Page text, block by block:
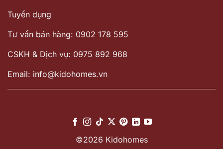
Tuyển dụng
Tư vấn bán hàng: 0902 178 595
CSKH & Dịch vụ: 0975 892 968
Email: info@kidohomes.vn
©2026 Kidohomes